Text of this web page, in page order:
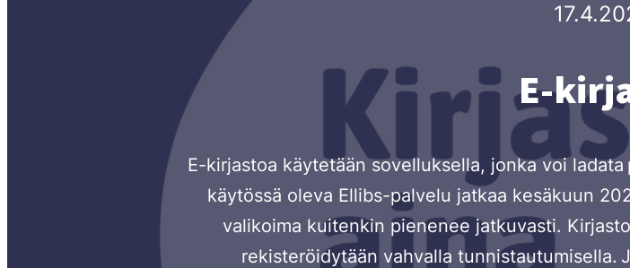
E-
E-kirjastoa käytetään sovelluksella, jonka voi
käytössä oleva Ellibs-palvelu jatkaa kesäkuun
valikoima kuitenkin pienenee jatkuvasti.
rekisteröidytään vahvalla tunnistautumisella.